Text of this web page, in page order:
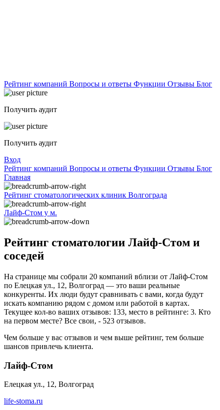
Рейтинг компаний Вопросы и ответы Функции Отзывы Блог
Получить аудит
Получить аудит
Вход
Рейтинг компаний Вопросы и ответы Функции Отзывы Блог
Главная
Рейтинг стоматологических клиник Волгограда
Лайф-Стом у м.
Рейтинг стоматологии Лайф-Стом и
соседей
На странице мы собрали 20 компаний вблизи от Лайф-Стом
по Елецкая ул., 12, Волгоград — это ваши реальные
конкуренты. Их люди будут сравнивать с вами, когда будут
искать компанию рядом с домом или работой в картах.
Текущее кол-во ваших отзывов: 133, место в рейтинге: 3. Кто
на первом месте? Все свои, - 523 отзывов.
Чем больше у вас отзывов и чем выше рейтинг, тем больше
шансов привлечь клиента.
Лайф-Стом
Елецкая ул., 12, Волгоград
life-stoma.ru